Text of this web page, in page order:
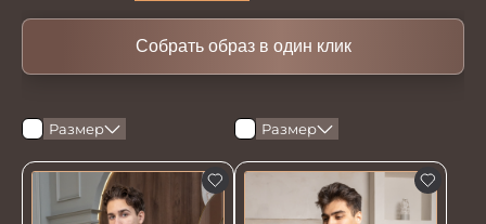
Собрать образ в один клик
Размер Размер